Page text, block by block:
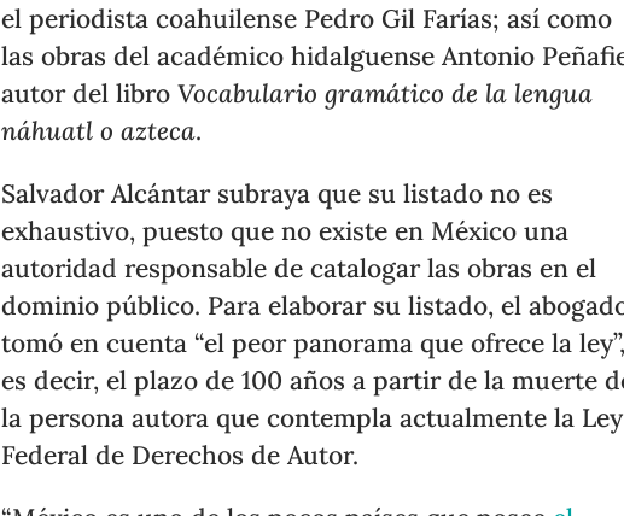
el periodista coahuilense Pedro Gil Farías; así como
las obras del académico hidalguense Antonio
autor del libroVocabulario gramático de la lengua
náhuatl o azteca.
Salvador Alcántar subraya que su listado no es
exhaustivo, puesto que no existe en México una
autoridad responsable de catalogar las obras en el
dominio público. Para elaborar su listado, el
tomó en cuenta “el peor panorama que ofrece la ley”,
es decir, el plazo de 100 años a partir de la muerte
la persona autora que contempla actualmente la Ley
Federal de Derechos de Autor.